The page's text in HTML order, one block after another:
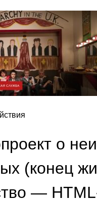
о
(конец
—